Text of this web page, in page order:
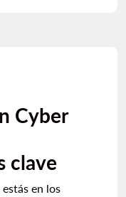
Cyber
clave
en los